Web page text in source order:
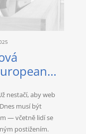
nestačí, aby web
musí být
— včetně lidí se
postižením.